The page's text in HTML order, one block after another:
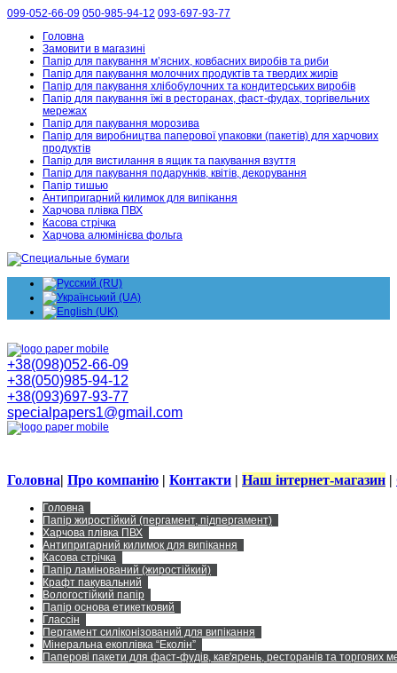
099-052-66-09 050-985-94-12 093-697-93-77
Головна
Замовити в магазині
Папір для пакування м’ясних, ковбасних виробів та риби
Папір для пакування молочних продуктів та твердих жирів
Папір для пакування хлібобулочних та кондитерських виробів
Папір для пакування їжі в ресторанах, фаст-фудах, торгівельних
мережах
Папір для пакування морозива
Папір для виробництва паперової упаковки (пакетів) для харчових
продуктів
Папір для вистилання в ящик та пакування взуття
Папір для пакування подарунків, квітів, декорування
Папір тишью
Антипригарний килимок для випікання
Харчова плівка ПВХ
Касова стрічка
Харчова алюмінієва фольга
+38(098)052-66-09
+38(050)985-94-12
+38(093)697-93-77
specialpapers1@gmail.com
Головна| Про компанію | Контакти | Наш інтернет-магазин |
Головна
Папір жиростійкий (пергамент, підпергамент)
Харчова плівка ПВХ
Антипригарний килимок для випікання
Касова стрічка
Папір ламінований (жиростійкий)
Крафт пакувальний
Вологостійкий папір
Папір основа етикетковий
Глассін
Пергамент силіконізований для випікання
Мінеральна екоплівка “Еколін”
Паперові пакети для фаст-фудів, кав'ярень, ресторанів та торгових